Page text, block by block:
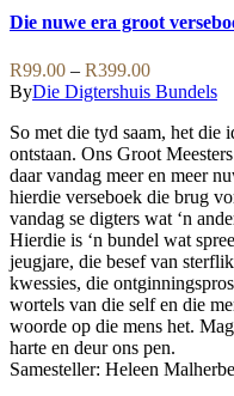
has
multiple
variants.
The
options
may
be
chosen
on
the
product
page
Die nuwe era groot
R99.00 – R399.00Price
range:
through
R399.00
ByDie Digtershuis Bundels
So met die tyd saam, het die
ontstaan. Ons Groot
daar vandag meer en meer
hierdie verseboek die brug
vandag se digters wat ‘n
Hierdie is ‘n bundel wat
jeugjare, die besef van
kwessies, die
wortels van die self en die
woorde op die mens het.
harte en deur ons pen.
Samesteller: Heleen Malherbe